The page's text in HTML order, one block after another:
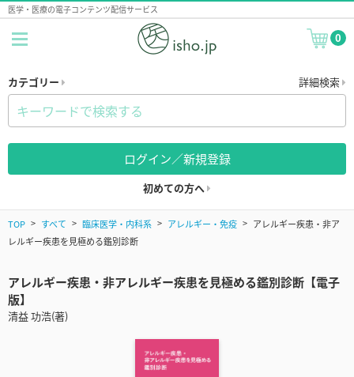
医学・医療の電子コンテンツ配信サービス
0
カテゴリー 詳細検索
ログイン／新規登録
初めての方へ
TOP すべて 臨床医学・内科系 アレルギー・免疫
アレルギー疾患・非ア
レルギー疾患を見極める鑑別診断
アレルギー疾患・非アレルギー疾患を見極める鑑別診断【電子
版】
清益 功浩(著)